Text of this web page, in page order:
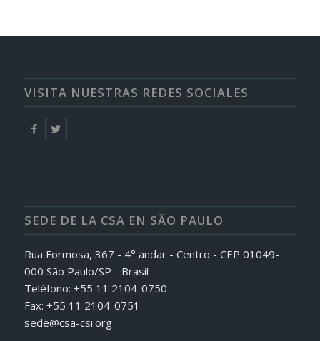
VISITA NUESTRAS REDES SOCIALES
SEDE DE LA CSA EN SÃO PAULO
Rua Formosa, 367 - 4° andar - Centro - CEP 01049-
000 São Paulo/SP - Brasil
Teléfono: +55 11 2104-0750
Fax: +55 11 2104-0751
sede@csa-csi.org